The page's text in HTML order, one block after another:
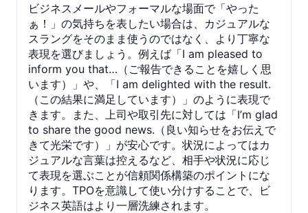
ビジネスメールやフォーマルな場面で「やった
ぁ！」の気持ちを表したい場合は、カジュアルな
スラングをそのまま使うのではなく、より丁寧な
表現を選びましょう。例えば「I am pleased to
inform you that…（ご報告できることを嬉しく思
います）」や、「I am delighted with the result.
（この結果に満足しています）」のように表現で
きます。また、上司や取引先に対しては「I’m glad
to share the good news.（良い知らせをお伝えで
きて光栄です）」が安心です。状況によってはカ
ジュアルな言葉は控えるなど、相手や状況に応じ
て表現を選ぶことが信頼関係構築のポイントにな
ります。TPOを意識して使い分けすることで、ビ
ジネス英語はより一層洗練されます。